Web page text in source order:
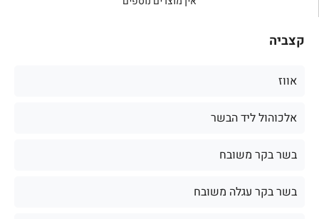
קצביה
אווז
אלכוהול ליד הבשר
בשר בקר משובח
בשר בקר עגלה משובח